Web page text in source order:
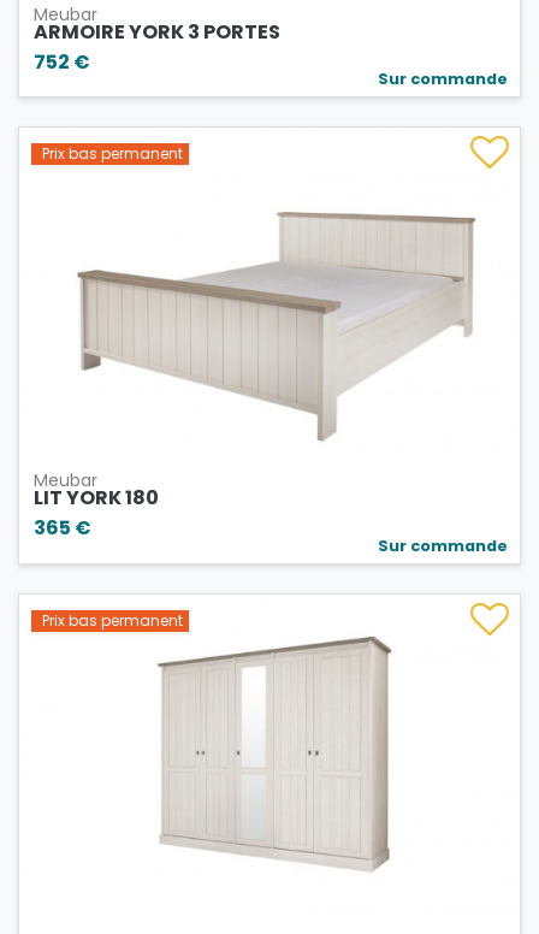
Meubar
ARMOIRE YORK 3 PORTES
752 €
Sur commande
Prix bas permanent
Meubar
LIT YORK 180
365 €
Sur commande
Prix bas permanent